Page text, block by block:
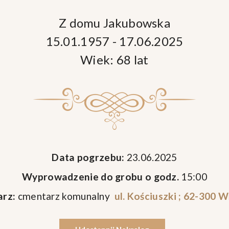
Z domu Jakubowska
15.01.1957 - 17.06.2025
Wiek: 68 lat
Data pogrzebu: 23.06.2025
Wyprowadzenie do grobu o godz. 15:00
cmentarz komunalny ul. Kościuszki ; 62-300